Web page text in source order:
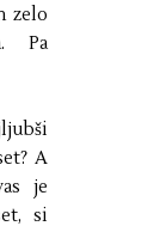
zelo
Pa
A
je
si